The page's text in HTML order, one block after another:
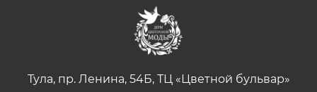
Тула, пр. Ленина, 54Б, ТЦ «Цветной бульвар»